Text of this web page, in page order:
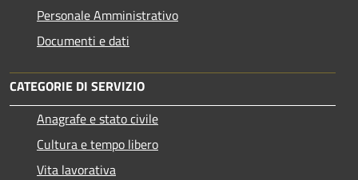
Personale Amministrativo
Documenti e dati
CATEGORIE DI SERVIZIO
Anagrafe e stato civile
Cultura e tempo libero
Vita lavorativa